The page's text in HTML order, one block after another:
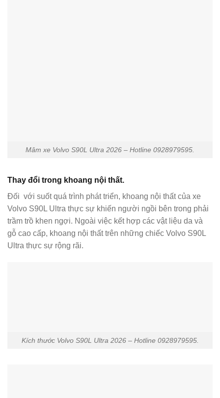
Mâm xe Volvo S90L Ultra 2026 – Hotline 0928979595.
Thay đổi trong khoang nội thất.
Đối với suốt quá trình phát triển, khoang nội thất của xe
Volvo S90L Ultra thực sự khiến người ngồi bên trong phải
trầm trồ khen ngợi. Ngoài việc kết hợp các vật liệu da và
gỗ cao cấp, khoang nội thất trên những chiếc Volvo S90L
Ultra thực sự rộng rãi.
Kích thước Volvo S90L Ultra 2026 – Hotline 0928979595.